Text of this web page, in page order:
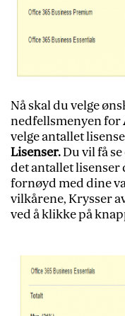
Nå skal du velge
nedfellsmenyen for
velge antallet
Lisenser.Du vil få
det antallet lisenser
fornøyd med dine
vilkårene, Krysser
ved å klikke på